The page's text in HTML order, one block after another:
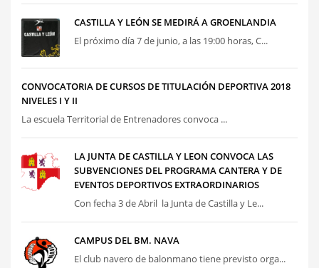
CASTILLA Y LEÓN SE MEDIRÁ A GROENLANDIA
El próximo día 7 de junio, a las 19:00 horas, C...
CONVOCATORIA DE CURSOS DE TITULACIÓN DEPORTIVA 2018
NIVELES I Y II
La escuela Territorial de Entrenadores convoca ...
LA JUNTA DE CASTILLA Y LEON CONVOCA LAS
SUBVENCIONES DEL PROGRAMA CANTERA Y DE
EVENTOS DEPORTIVOS EXTRAORDINARIOS
Con fecha 3 de Abril la Junta de Castilla y Le...
CAMPUS DEL BM. NAVA
El club navero de balonmano tiene previsto orga...